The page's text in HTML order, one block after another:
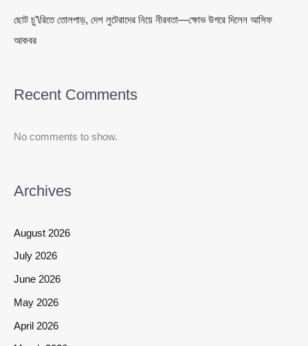
ছোট চু’\রিতে তোলপাড়, দেশ লুটেরাদের নিয়ে নীরবতা—ক্ষোভ উগরে দিলেন আসিফ
আকবর
Recent Comments
No comments to show.
Archives
August 2026
July 2026
June 2026
May 2026
April 2026